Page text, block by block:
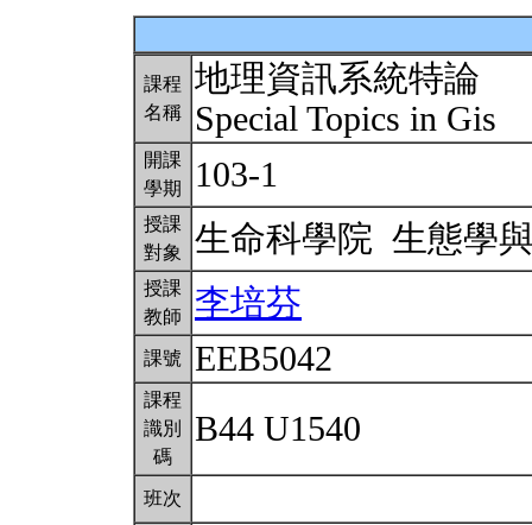
課程
名稱
地理資訊系統特論
Special Topics in Gis
開課
學期
103-1
授課
對象
生命科學院 生態學
授課
教師
李培芬
課號 EEB5042
課程
識別
碼
B44 U1540
班次